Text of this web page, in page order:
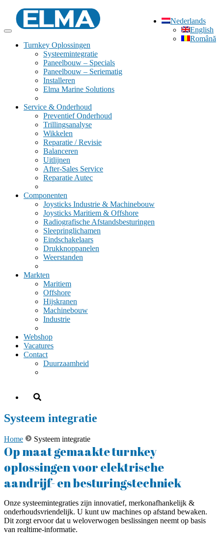
Nederlands
English
Română
Turnkey Oplossingen
Systeemintegratie
Paneelbouw – Specials
Paneelbouw – Seriematig
Installeren
Elma Marine Solutions
Service & Onderhoud
Preventief Onderhoud
Trillingsanalyse
Wikkelen
Reparatie / Revisie
Balanceren
Uitlijnen
After-Sales Service
Reparatie Autec
Componenten
Joysticks Industrie & Machinebouw
Joysticks Maritiem & Offshore
Radiografische Afstandsbesturingen
Sleepringlichamen
Eindschakelaars
Drukknoppanelen
Weerstanden
Markten
Maritiem
Offshore
Hijskranen
Machinebouw
Industrie
Webshop
Vacatures
Contact
Duurzaamheid
Systeem integratie
Home Systeem integratie
Op maat gemaakte turnkey
oplossingen voor elektrische
aandrijf- en besturingstechniek
Onze systeemintegraties zijn innovatief, merkonafhankelijk &
onderhoudsvriendelijk. U kunt uw machines op afstand bewaken.
Dit zorgt ervoor dat u weloverwogen beslissingen neemt op basis
van realtime-informatie.